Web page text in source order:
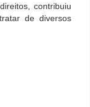
contribuiu
de diversos